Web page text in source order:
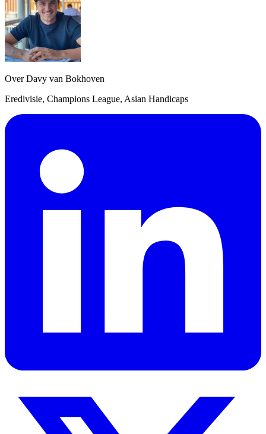
Over Davy van Bokhoven
Eredivisie, Champions League, Asian Handicaps